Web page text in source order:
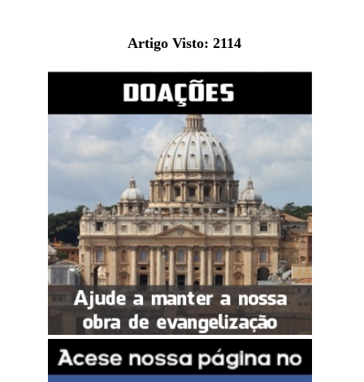
Artigo Visto: 2114